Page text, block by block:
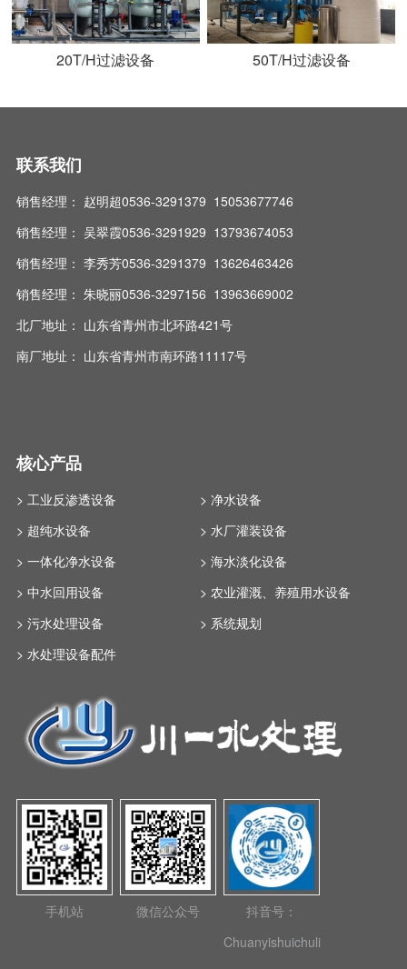
20T/H过滤设备 50T/H过滤设备
联系我们
销售经理： 赵明超0536-3291379 15053677746
销售经理： 吴翠霞0536-3291929 13793674053
销售经理： 李秀芳0536-3291379 13626463426
销售经理： 朱晓丽0536-3297156 13963669002
北厂地址： 山东省青州市北环路421号
南厂地址： 山东省青州市南环路11117号
核心产品
> 工业反渗透设备
> 净水设备
> 超纯水设备
> 水厂灌装设备
> 一体化净水设备
> 海水淡化设备
> 中水回用设备
> 农业灌溉、养殖用水设备
> 污水处理设备
> 系统规划
> 水处理设备配件
手机站 微信公众号
抖音号：
Chuanyishuichuli